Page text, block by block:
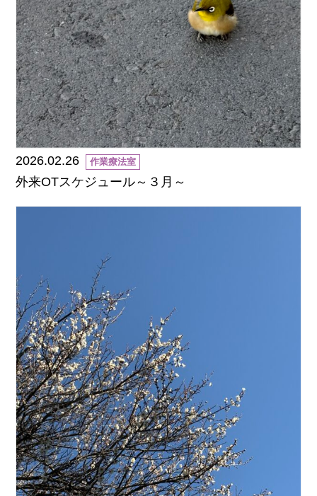
2026.02.26 作業療法室
外来OTスケジュール～３月～